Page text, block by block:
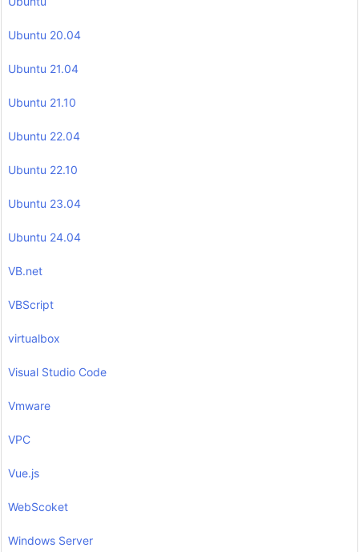
Ubuntu 20.04
Ubuntu 21.04
Ubuntu 21.10
Ubuntu 22.04
Ubuntu 22.10
Ubuntu 23.04
Ubuntu 24.04
VB.net
VBScript
virtualbox
Visual Studio Code
Vmware
VPC
Vue.js
WebScoket
Windows Server